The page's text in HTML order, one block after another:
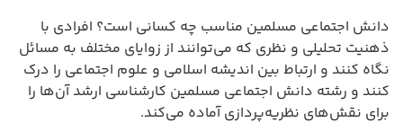
دانش اجتماعی مسلمین مناسب چه کسانی است؟ افرادی با
ذهنیت تحلیلی و نظری که می‌توانند از زوایای مختلف به مسائل
نگاه کنند و ارتباط بین اندیشه اسلامی و علوم اجتماعی را درک
کنند و رشته دانش اجتماعی مسلمین کارشناسی ارشد آن‌ها را
برای نقش‌های نظریه‌پردازی آماده می‌کند.